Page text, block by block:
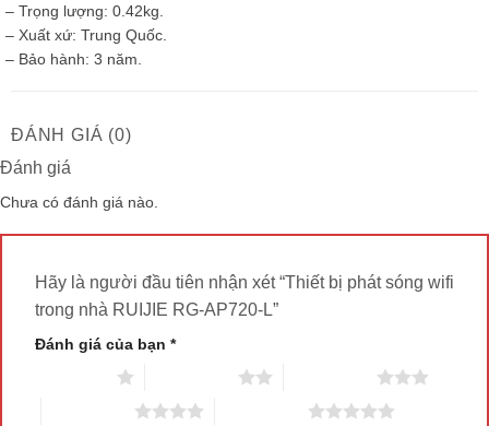
– Trọng lượng: 0.42kg.
– Xuất xứ: Trung Quốc.
– Bảo hành: 3 năm.
ĐÁNH GIÁ (0)
Đánh giá
Chưa có đánh giá nào.
Hãy là người đầu tiên nhận xét “Thiết bị phát sóng wifi
trong nhà RUIJIE RG-AP720-L”
Đánh giá của bạn *